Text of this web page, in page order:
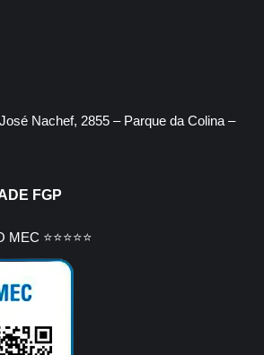
Nachef, 2855 – Parque da Colina –
FGP
⭐⭐⭐⭐⭐